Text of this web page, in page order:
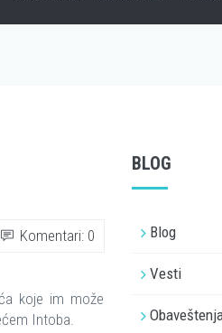
Komentari: 0
koje im može
Intoba.
BLOG
Blog
Vesti